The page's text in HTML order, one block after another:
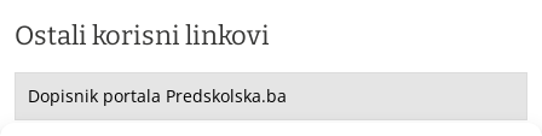
Ostali korisni linkovi
Dopisnik portala Predskolska.ba